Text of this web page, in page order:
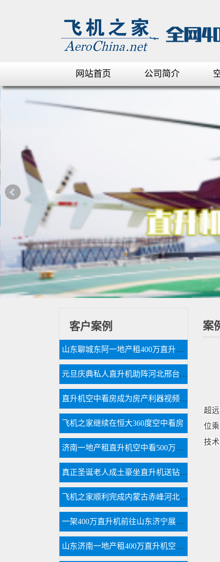
网站首页 公司简介
案
超
位
技
客户案例
山东聊城东阿一地产租400万直升机看房
元旦庆典私人直升机助阵河北邢台一珠宝商家
直升机空中看房成为房产利器视频播放量近千万
飞机之家继续在恒大360度空中看房
济南一地产租直升机空中看500万别墅
真正圣诞老人成土豪坐直升机送钻戒和空中婚礼
飞机之家顺利完成内蒙古赤峰河北承德航空测绘
一架400万直升机前往山东济宁展开美国白蛾防治
山东济南一地产租400万直升机空中看泉城